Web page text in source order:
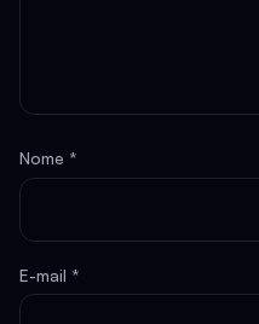
Nome *
E-mail *